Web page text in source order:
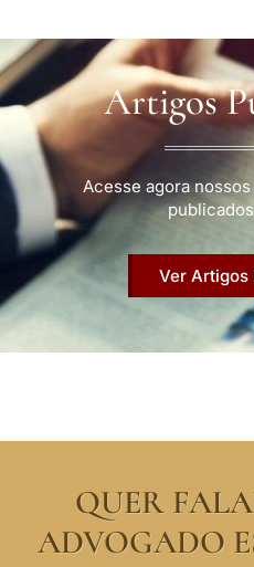
Artigos
Acesse agora
Ver Artigos
QUER
ADVOGADO